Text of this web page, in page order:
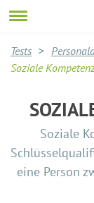
Tests
Soziale
Soziale
eine Person